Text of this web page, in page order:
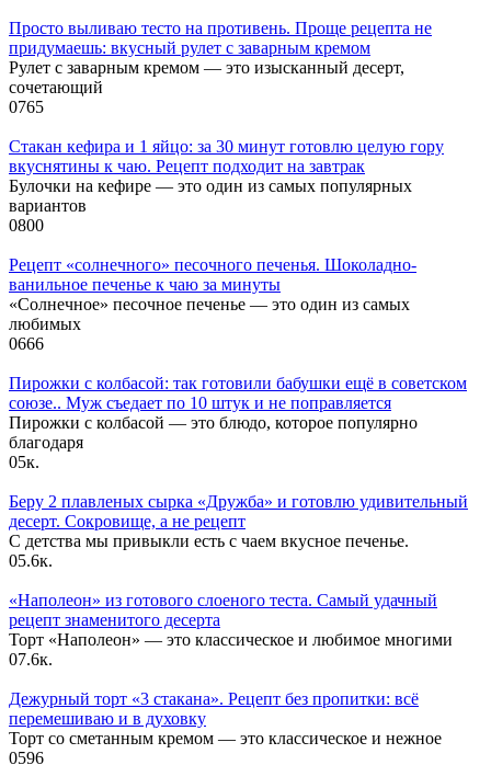
Просто выливаю тесто на противень. Проще рецепта не
придумаешь: вкусный рулет с заварным кремом
Рулет с заварным кремом — это изысканный десерт,
сочетающий
0765
Стакан кефира и 1 яйцо: за 30 минут готовлю целую гору
вкуснятины к чаю. Рецепт подходит на завтрак
Булочки на кефире — это один из самых популярных
вариантов
0800
Рецепт «солнечного» песочного печенья. Шоколадно-
ванильное печенье к чаю за минуты
«Солнечное» песочное печенье — это один из самых
любимых
0666
Пирожки с колбасой: так готовили бабушки ещё в советском
союзе.. Муж съедает по 10 штук и не поправляется
Пирожки с колбасой — это блюдо, которое популярно
благодаря
05к.
Беру 2 плавленых сырка «Дружба» и готовлю удивительный
десерт. Сокровище, а не рецепт
С детства мы привыкли есть с чаем вкусное печенье.
05.6к.
«Наполеон» из готового слоеного теста. Самый удачный
рецепт знаменитого десерта
Торт «Наполеон» — это классическое и любимое многими
07.6к.
Дежурный торт «3 стакана». Рецепт без пропитки: всё
перемешиваю и в духовку
Торт со сметанным кремом — это классическое и нежное
0596